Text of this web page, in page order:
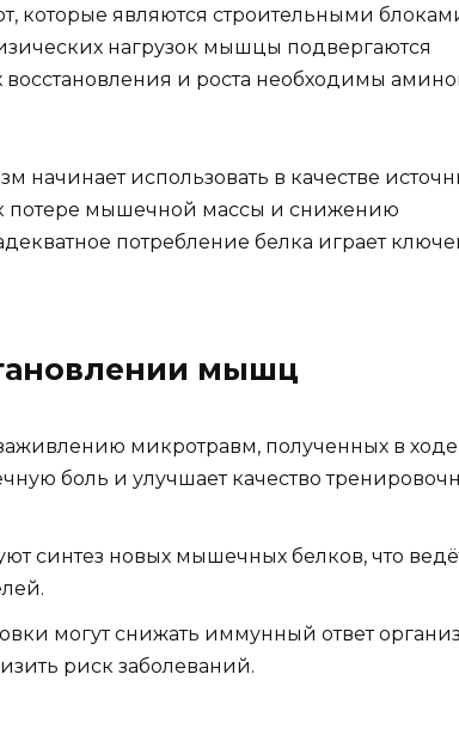
которые являются строительными
нагрузок мышцы подвергаются
и роста необходимы
начинает использовать в качестве
потере мышечной массы и снижению
потребление белка играет
мышц
микротравм, полученных в ходе
боль и улучшает качество
синтез новых мышечных белков, что
могут снижать иммунный ответ
риск заболеваний.